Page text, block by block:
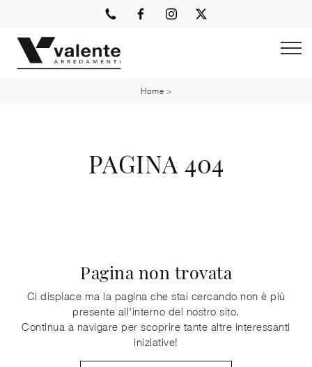
Home >
PAGINA 404
Pagina non trovata
Ci dispiace ma la pagina che stai cercando non è più
presente all'interno del nostro sito.
Continua a navigare per scoprire tante altre interessanti
iniziative!